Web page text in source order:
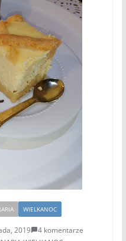
WIELKANOC
2019
4 komentarze